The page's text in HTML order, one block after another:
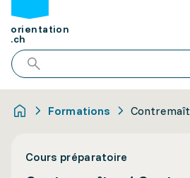
orientation
.ch
Formations
Cours préparatoire